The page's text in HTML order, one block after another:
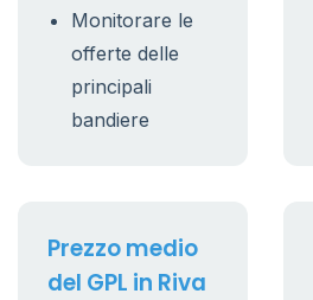
Monitorare le
offerte delle
principali
bandiere
Prezzo medio
del GPL in Riva